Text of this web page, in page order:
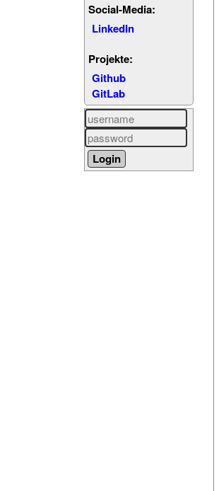
Social-Media:
LinkedIn
Projekte:
Github
GitLab